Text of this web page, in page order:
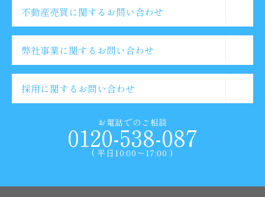
不動産売買に関するお問い合わせ
弊社事業に関するお問い合わせ
採用に関するお問い合わせ
お電話でのご相談
0120-538-087
( 平日10:00〜17:00 )